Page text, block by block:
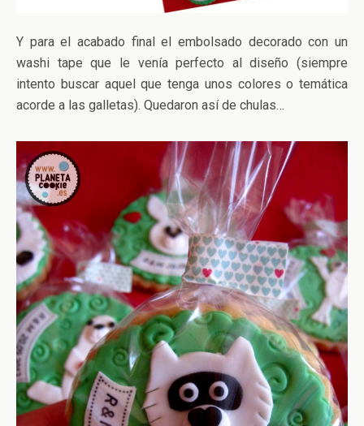
Y para el acabado final el embolsado decorado con un
washi tape que le venía perfecto al diseño (siempre
intento buscar aquel que tenga unos colores o temática
acorde a las galletas). Quedaron así de chulas…